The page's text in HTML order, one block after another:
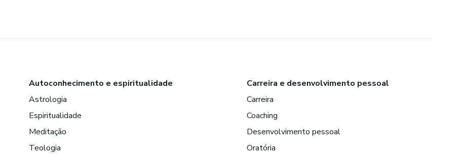
Autoconhecimento e espiritualidade
Astrologia
Espiritualidade
Meditação
Teologia
Carreira e desenvolvimento pessoal
Carreira
Coaching
Desenvolvimento pessoal
Oratória